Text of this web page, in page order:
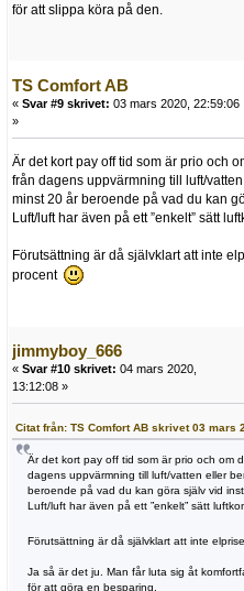
för att slippa köra på den.
TS Comfort AB
« Svar #9 skrivet: 03 mars 2020, 22:59:06
»
Är det kort pay off tid som är prio och
från dagens uppvärmning till luft/
minst 20 år beroende på vad du kan
Luft/luft har även på ett ”enkelt” sätt
Förutsättning är då självklart att inte
procent
jimmyboy_666
« Svar #10 skrivet: 04 mars 2020,
13:12:08 »
Citat från: TS Comfort AB skrivet 03 mars
Är det kort pay off tid som är prio och om
dagens uppvärmning till luft/vatten eller
beroende på vad du kan göra själv vid
Luft/luft har även på ett ”enkelt” sätt
Förutsättning är då självklart att inte
Ja så är det ju. Man får luta sig åt
för att göra en besparing.